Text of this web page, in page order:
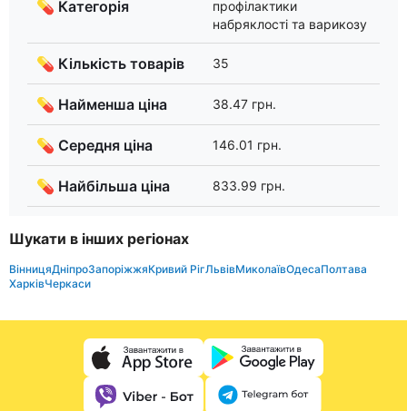
💊 Категорія
профілактики
набряклості та варикозу
💊 Кількість товарів 35
💊 Найменша ціна 38.47 грн.
💊 Середня ціна 146.01 грн.
💊 Найбільша ціна 833.99 грн.
Шукати в інших регіонах
ВінницяДніпроЗапоріжжяКривий РігЛьвівМиколаївОдесаПолтава
ХарківЧеркаси